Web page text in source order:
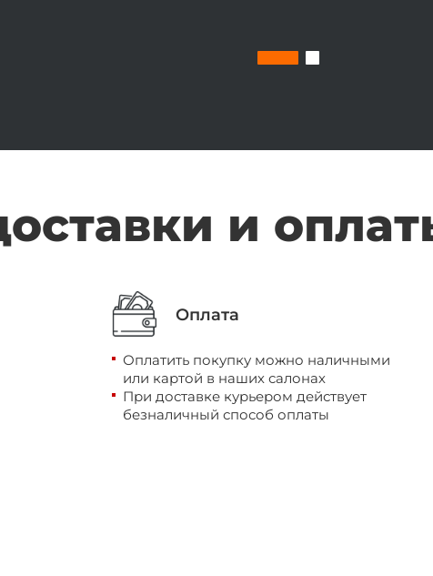
и
Оплата
Оплатить покупку можно наличными
или картой в наших салонах
При доставке курьером действует
безналичный способ оплаты